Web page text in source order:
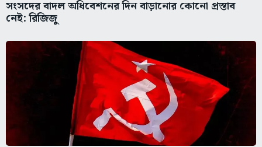
সংসদের বাদল অধিবেশনের দিন বাড়ানোর কোনো প্রস্তাব
নেই: রিজিজু